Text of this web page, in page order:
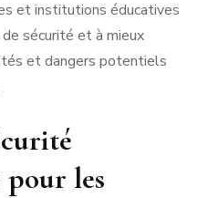
et institutions éducatives
sécurité et à mieux
et dangers potentiels
pour les